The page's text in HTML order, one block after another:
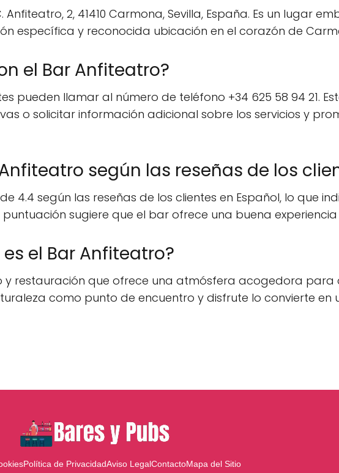
2, 41410 Carmona, Sevilla, España. Es un lugar
específica y reconocida ubicación en el corazón de
el Bar Anfiteatro?
pueden llamar al número de teléfono +34 625 58 94 21.
o solicitar información adicional sobre los servicios y
según las reseñas de los
4.4 según las reseñas de los clientes en Español, lo que
sugiere que el bar ofrece una buena experiencia
el Bar Anfiteatro?
y restauración que ofrece una atmósfera acogedora
como punto de encuentro y disfrute lo convierte
Política de PrivacidadAviso LegalContactoMapa del Sitio